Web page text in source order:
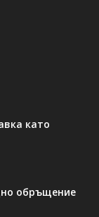
като
обръщение